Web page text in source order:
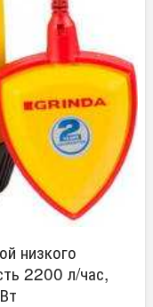
низкого
2200 л/час,